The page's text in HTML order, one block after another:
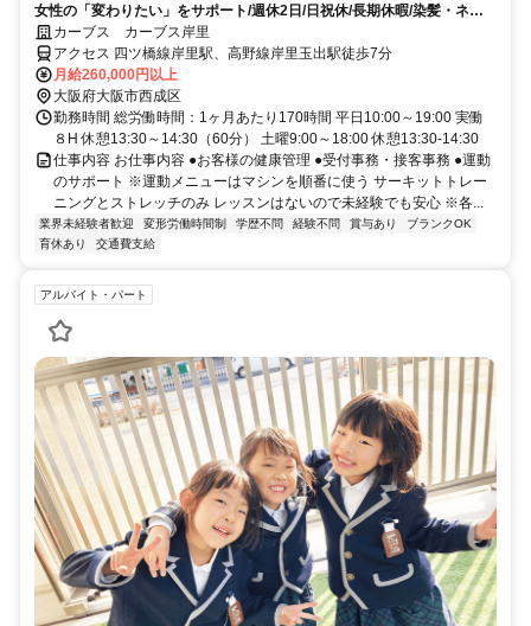
女性の「変わりたい」をサポート/週休2日/日祝休/長期休暇/染髪・ネイ
ルOK※規定内
カーブス カーブス岸里
アクセス 四ツ橋線岸里駅、高野線岸里玉出駅徒歩7分
月給260,000円以上
大阪府大阪市西成区
勤務時間 総労働時間：1ヶ月あたり170時間 平日10:00～19:00 実働
８H 休憩13:30～14:30（60分） 土曜9:00～18:00 休憩13:30-14:30
仕事内容 お仕事内容 ●お客様の健康管理 ●受付事務・接客事務 ●運動
のサポート ※運動メニューはマシンを順番に使う サーキットトレー
ニングとストレッチのみ レッスンはないので未経験でも安心 ※各...
業界未経験者歓迎 変形労働時間制 学歴不問 経験不問 賞与あり
ブランクOK
育休あり
交通費支給
アルバイト・パート